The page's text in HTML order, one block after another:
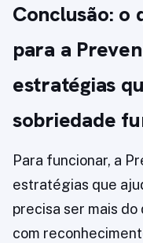
Conclusão: o
para a
estratégias
sobriedade
Para funcionar, a
estratégias que
precisa ser mais
com